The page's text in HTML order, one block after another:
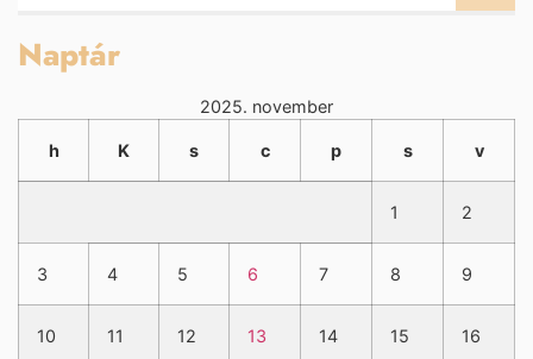
Naptár
2025. november
h K s c p s v
1 2
3 4 5 6 7 8 9
10 11 12 13 14 15 16